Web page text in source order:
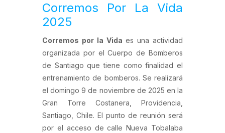
Corremos Por La Vida
2025
Corremos por la Vida es una actividad
organizada por el Cuerpo de Bomberos
de Santiago que tiene como finalidad el
entrenamiento de bomberos. Se realizará
el domingo 9 de noviembre de 2025 en la
Gran Torre Costanera, Providencia,
Santiago, Chile. El punto de reunión será
por el acceso de calle Nueva Tobalaba